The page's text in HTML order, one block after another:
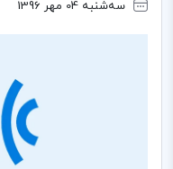
سه‌شنبه 04 مهر 1396